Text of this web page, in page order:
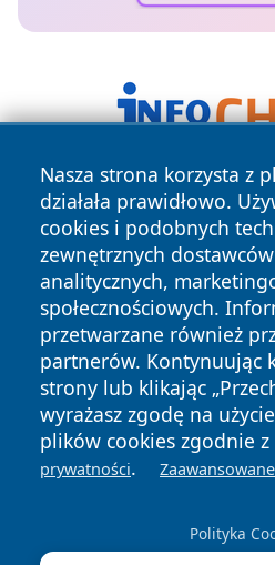
Nasza strona korzysta z
działała prawidłowo.
cookies i podobnych
zewnętrznych
analitycznych,
społecznościowych.
przetwarzane również
partnerów. Kontynuując
strony lub klikając
wyrażasz zgodę na
plików cookies zgodnie z
prywatności.
Polityka
Copyright © 2026
zastrzeżone.
News Autorzy
Polityka